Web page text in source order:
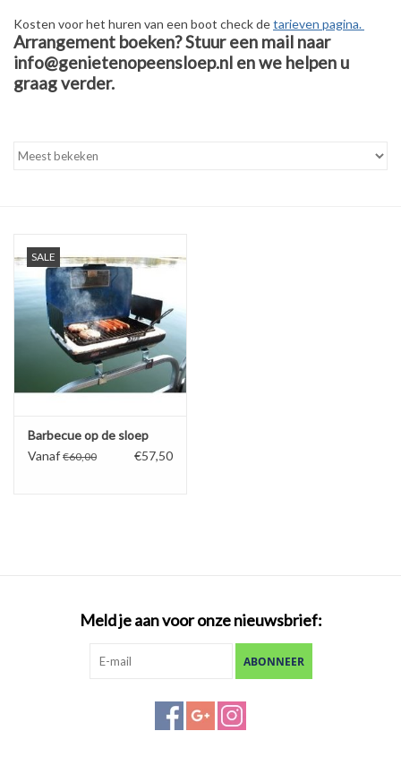
Kosten voor het huren van een boot check detarieven pagina.
Arrangement boeken? Stuur een mail naar
info@genietenopeensloep.nl en we helpen u
graag verder.
SALE
Barbecue op de sloep
Vanaf €60,00 €57,50
Meld je aan voor onze nieuwsbrief:
ABONNEER